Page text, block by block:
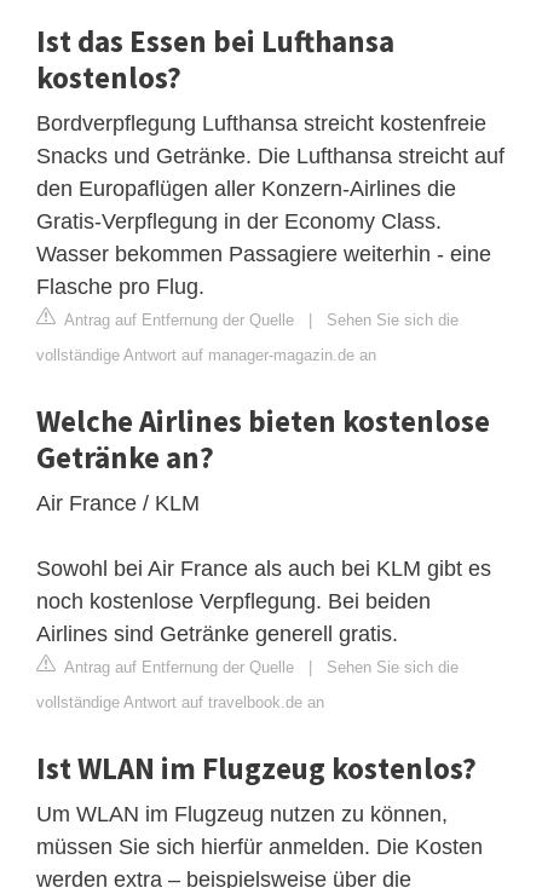
Ist das Essen bei Lufthansa
kostenlos?
Bordverpflegung Lufthansa streicht kostenfreie
Snacks und Getränke. Die Lufthansa streicht auf
den Europaflügen aller Konzern-Airlines die
Gratis-Verpflegung in der Economy Class.
Wasser bekommen Passagiere weiterhin - eine
Flasche pro Flug.
Antrag auf Entfernung der Quelle | Sehen Sie sich die
vollständige Antwort auf manager-magazin.de an
Welche Airlines bieten kostenlose
Getränke an?
Air France / KLM
Sowohl bei Air France als auch bei KLM gibt es
noch kostenlose Verpflegung. Bei beiden
Airlines sind Getränke generell gratis.
Antrag auf Entfernung der Quelle | Sehen Sie sich die
vollständige Antwort auf travelbook.de an
Ist WLAN im Flugzeug kostenlos?
Um WLAN im Flugzeug nutzen zu können,
müssen Sie sich hierfür anmelden. Die Kosten
werden extra ‒ beispielsweise über die